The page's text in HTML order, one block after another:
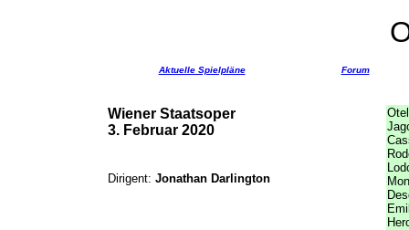
Aktuelle Spielpläne Forum
Wiener Staatsoper
3. Februar 2020
Dirigent: Jonathan Darlington